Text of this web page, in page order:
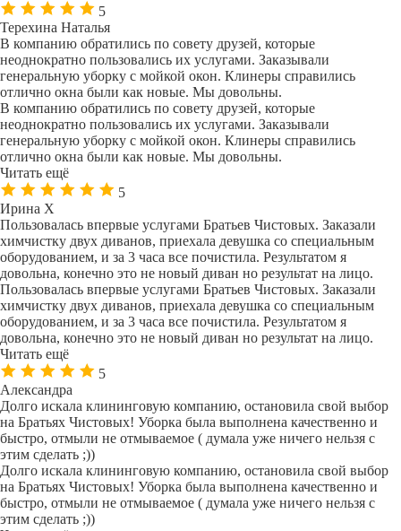
5
Терехина Наталья
В компанию обратились по совету друзей, которые
неоднократно пользовались их услугами. Заказывали
генеральную уборку с мойкой окон. Клинеры справились
отлично окна были как новые. Мы довольны.
В компанию обратились по совету друзей, которые
неоднократно пользовались их услугами. Заказывали
генеральную уборку с мойкой окон. Клинеры справились
отлично окна были как новые. Мы довольны.
Читать ещё
5
Ирина Х
Пользовалась впервые услугами Братьев Чистовых. Заказали
химчистку двух диванов, приехала девушка со специальным
оборудованием, и за 3 часа все почистила. Результатом я
довольна, конечно это не новый диван но результат на лицо.
Пользовалась впервые услугами Братьев Чистовых. Заказали
химчистку двух диванов, приехала девушка со специальным
оборудованием, и за 3 часа все почистила. Результатом я
довольна, конечно это не новый диван но результат на лицо.
Читать ещё
5
Александра
Долго искала клининговую компанию, остановила свой выбор
на Братьях Чистовых! Уборка была выполнена качественно и
быстро, отмыли не отмываемое ( думала уже ничего нельзя с
этим сделать ;))
Долго искала клининговую компанию, остановила свой выбор
на Братьях Чистовых! Уборка была выполнена качественно и
быстро, отмыли не отмываемое ( думала уже ничего нельзя с
этим сделать ;))